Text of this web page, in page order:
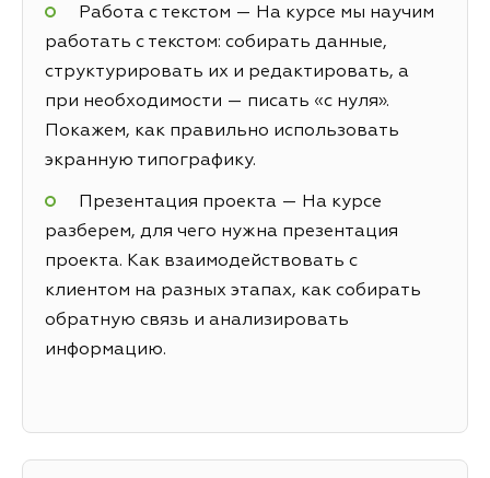
Работа с текстом — На курсе мы научим
работать с текстом: собирать данные,
структурировать их и редактировать, а
при необходимости — писать «с нуля».
Покажем, как правильно использовать
экранную типографику.
Презентация проекта — На курсе
разберем, для чего нужна презентация
проекта. Как взаимодействовать с
клиентом на разных этапах, как собирать
обратную связь и анализировать
информацию.